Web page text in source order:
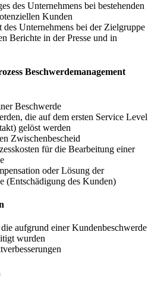
des Unternehmens bei bestehenden
Kunden
des Unternehmens bei der Zielgruppe
Berichte in der Presse und in
Beschwerdemanagement
Beschwerde
die auf dem ersten Service Level
gelöst werden
Zwischenbescheid
für die Bearbeitung einer
oder Lösung der
(Entschädigung des Kunden)
aufgrund einer Kundenbeschwerde
wurden